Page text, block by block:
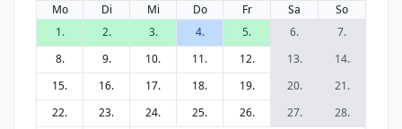
Mo Di Mi Do Fr Sa
So
1.
2. 3. 4. 5. 6.
7.
8.
9. 10. 11. 12. 13.
14.
15.
16. 17. 18. 19. 20.
21.
22.
23. 24. 25. 26. 27. 28.